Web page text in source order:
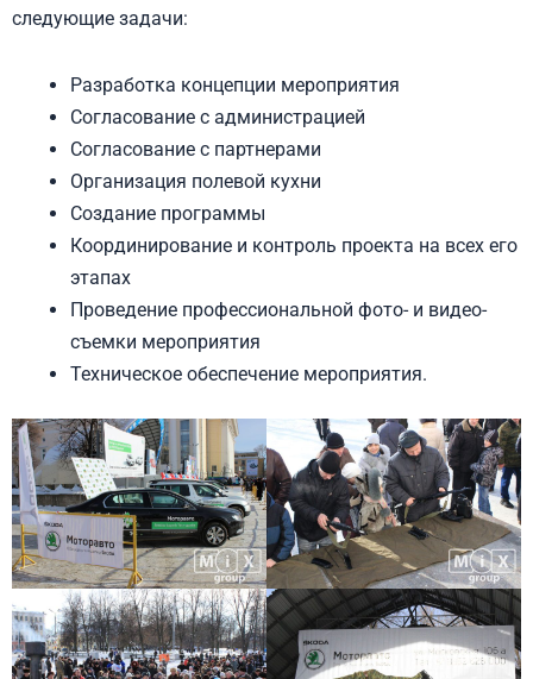
следующие задачи:
Разработка концепции мероприятия
Согласование с администрацией
Согласование с партнерами
Организация полевой кухни
Создание программы
Координирование и контроль проекта на всех его
этапах
Проведение профессиональной фото- и видео-
съемки мероприятия
Техническое обеспечение мероприятия.